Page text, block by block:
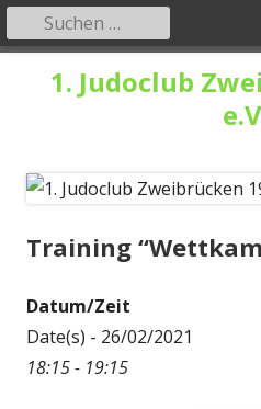
1. Judoclub
Primäres
Menü
Suchen
nach:
Training
Datum/Zeit
Date(s) - 26/02/2021
18:15 - 19:15